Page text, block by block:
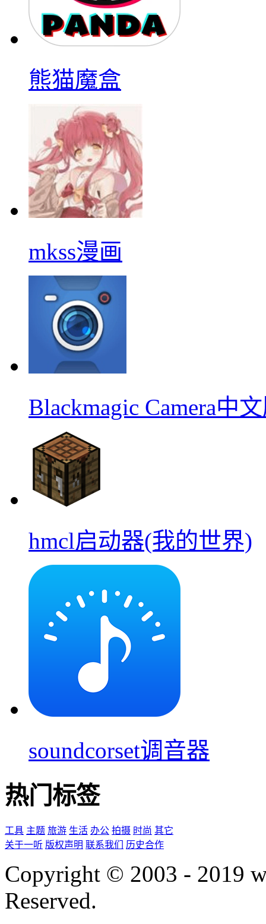
熊猫魔盒
mkss漫画
Blackmagic Camera中
hmcl启动器(我的世界)
soundcorset调音器
热门标签
工具 主题 旅游 生活 办公 拍摄 时尚 其它
关于一听 版权声明 联系我们 历史合作
Copyright © 2003 - 2019
Reserved.